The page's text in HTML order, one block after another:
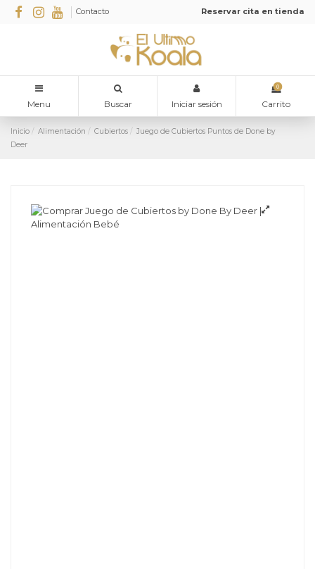
Contacto Reservar cita en tienda
Menu Buscar Iniciar sesión
0
Carrito
Inicio Alimentación Cubiertos
Juego de Cubiertos Puntos de Done by
Deer